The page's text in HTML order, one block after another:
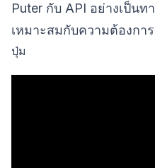
Puter กับ API อย่างเป็นท
เหมาะสมกับความต้องกา
ปุ่ม